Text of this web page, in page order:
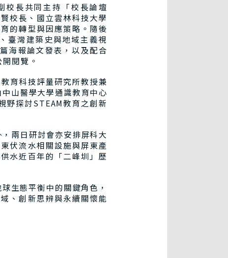
長共同主持「校長論壇
校長、國立雲林科技大學
的轉型與因應策略。隨後
臺灣建築史與地域主義視
海報論文發表，以及配合
閱覽。
科技評量研究所教授兼
山醫學大學通識教育中心
野探討STEAM教育之創新
兩日研討會亦安排屏科大
伏流水相關設施與屏東產
水近百年的「二峰圳」歷
態平衡中的關鍵角色，
、創新思辨與永續關懷能